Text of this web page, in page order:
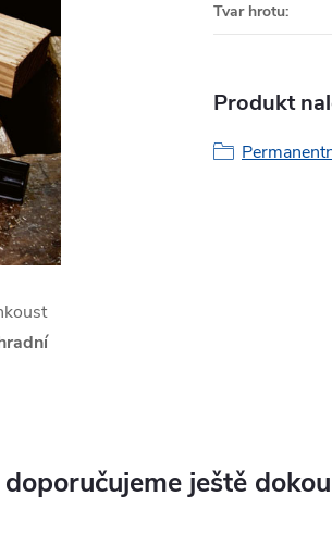
Tvar hrotu:
Produkt
ještě